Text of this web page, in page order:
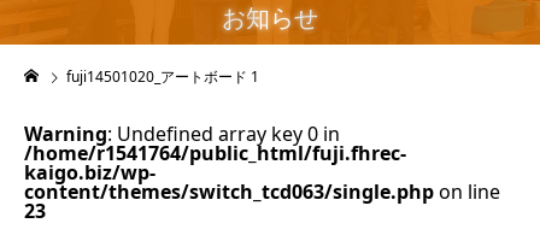
お知らせ
fuji14501020_アートボード 1
Warning: Undefined array key 0 in
/home/r1541764/public_html/fuji.fhrec-
kaigo.biz/wp-
content/themes/switch_tcd063/single.phpon line
23